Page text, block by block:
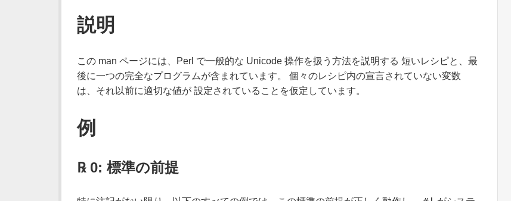
説明
この man ページには、Perl で一般的な Unicode 操作を扱う方法を説明する 短いレシピと、最
後に一つの完全なプログラムが含まれています。 個々のレシピ内の宣言されていない変数
は、それ以前に適切な値が 設定されていることを仮定しています。
例
℞ 0: 標準の前提